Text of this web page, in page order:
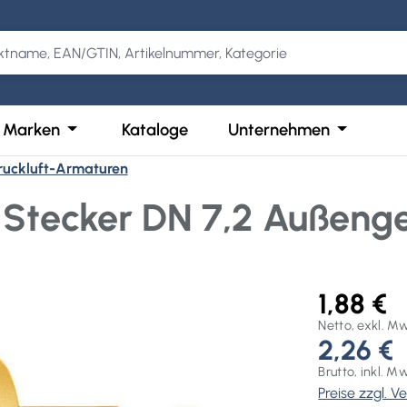
Produkte
Schließe das Dropdown der Kategorie Services
Marken Öffne oder Schließe das Dropdown der
Kataloge Unternehmen Öffne
Armaturen
DN 7,2
1,88 €
Netto, exkl.
2,26 €
Brutto, inkl.
Preise zzgl.